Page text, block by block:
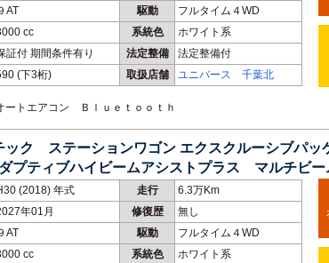
AT 駆動
フルタイム４WD
cc 系統色
ホワイト系
証付 期間条件有り 法定整備
法定整備付
(下3桁) 取扱店舗 ユニバース 千葉北
トエアコン Ｂｌｕｅｔｏｏｔｈ
ク ステーションワゴン エクスクルーシブパッ
ティブハイビームアシストプラス マルチビー
位カメラ
(2018) 年式 走行
6.3万Km
年01月 修復歴
無し
AT 駆動
フルタイム４WD
cc 系統色
ホワイト系